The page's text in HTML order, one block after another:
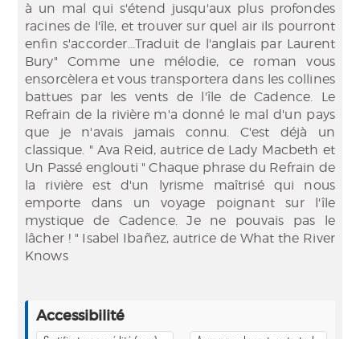
à un mal qui s'étend jusqu'aux plus profondes
racines de l'île, et trouver sur quel air ils pourront
enfin s'accorder...Traduit de l'anglais par Laurent
Bury" Comme une mélodie, ce roman vous
ensorcèlera et vous transportera dans les collines
battues par les vents de l'île de Cadence. Le
Refrain de la rivière m'a donné le mal d'un pays
que je n'avais jamais connu. C'est déjà un
classique. " Ava Reid, autrice de Lady Macbeth et
Un Passé englouti " Chaque phrase du Refrain de
la rivière est d'un lyrisme maîtrisé qui nous
emporte dans un voyage poignant sur l'île
mystique de Cadence. Je ne pouvais pas le
lâcher ! " Isabel Ibañez, autrice de What the River
Knows
Accessibilité